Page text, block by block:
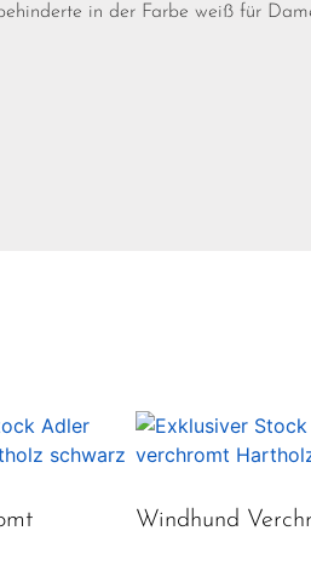
in der Farbe weiß für
Windhund